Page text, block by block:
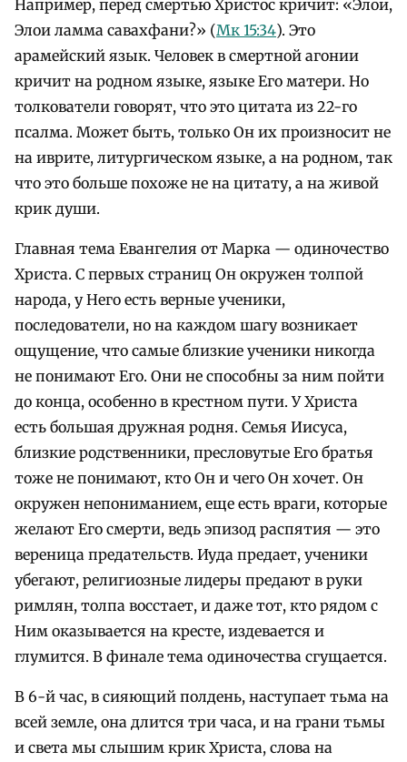
Например, перед смертью Христос кричит: «Элои,
Элои ламма савахфани?» (Мк 15:34). Это
арамейский язык. Человек в смертной агонии
кричит на родном языке, языке Его матери. Но
толкователи говорят, что это цитата из 22-го
псалма. Может быть, только Он их произносит не
на иврите, литургическом языке, а на родном, так
что это больше похоже не на цитату, а на живой
крик души.
Главная тема Евангелия от Марка — одиночество
Христа. С первых страниц Он окружен толпой
народа, у Него есть верные ученики,
последователи, но на каждом шагу возникает
ощущение, что самые близкие ученики никогда
не понимают Его. Они не способны за ним пойти
до конца, особенно в крестном пути. У Христа
есть большая дружная родня. Семья Иисуса,
близкие родственники, пресловутые Его братья
тоже не понимают, кто Он и чего Он хочет. Он
окружен непониманием, еще есть враги, которые
желают Его смерти, ведь эпизод распятия — это
вереница предательств. Иуда предает, ученики
убегают, религиозные лидеры предают в руки
римлян, толпа восстает, и даже тот, кто рядом с
Ним оказывается на кресте, издевается и
глумится. В финале тема одиночества сгущается.
В 6-й час, в сияющий полдень, наступает тьма на
всей земле, она длится три часа, и на грани тьмы
и света мы слышим крик Христа, слова на